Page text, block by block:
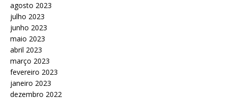
agosto 2023
julho 2023
junho 2023
maio 2023
abril 2023
março 2023
fevereiro 2023
janeiro 2023
dezembro 2022